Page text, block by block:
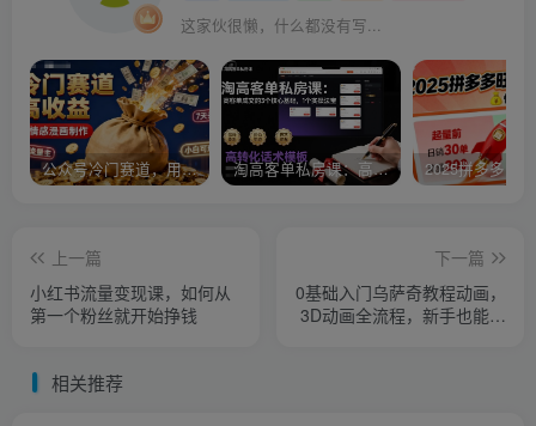
这家伙很懒，什么都没有写...
公众号冷门赛道，用AI做情感漫画，7天开通流量主，操作简单，小白可玩 淘高客单私房课：高客单成交的3个核心基础，1个实操法宝
上一篇
小红书流量变现课，如何从
第一个粉丝就开始挣钱
下一篇
0基础入门乌萨奇教程动画，
3D动画全流程，新手也能跟
相关推荐